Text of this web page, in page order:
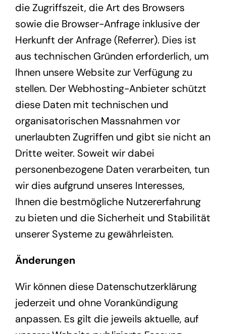
die Zugriffszeit, die Art des Browsers
sowie die Browser-Anfrage inklusive der
Herkunft der Anfrage (Referrer). Dies ist
aus technischen Gründen erforderlich, um
Ihnen unsere Website zur Verfügung zu
stellen. Der Webhosting-Anbieter schützt
diese Daten mit technischen und
organisatorischen Massnahmen vor
unerlaubten Zugriffen und gibt sie nicht an
Dritte weiter. Soweit wir dabei
personenbezogene Daten verarbeiten, tun
wir dies aufgrund unseres Interesses,
Ihnen die bestmögliche Nutzererfahrung
zu bieten und die Sicherheit und Stabilität
unserer Systeme zu gewährleisten.
Änderungen
Wir können diese Datenschutzerklärung
jederzeit und ohne Vorankündigung
anpassen. Es gilt die jeweils aktuelle, auf